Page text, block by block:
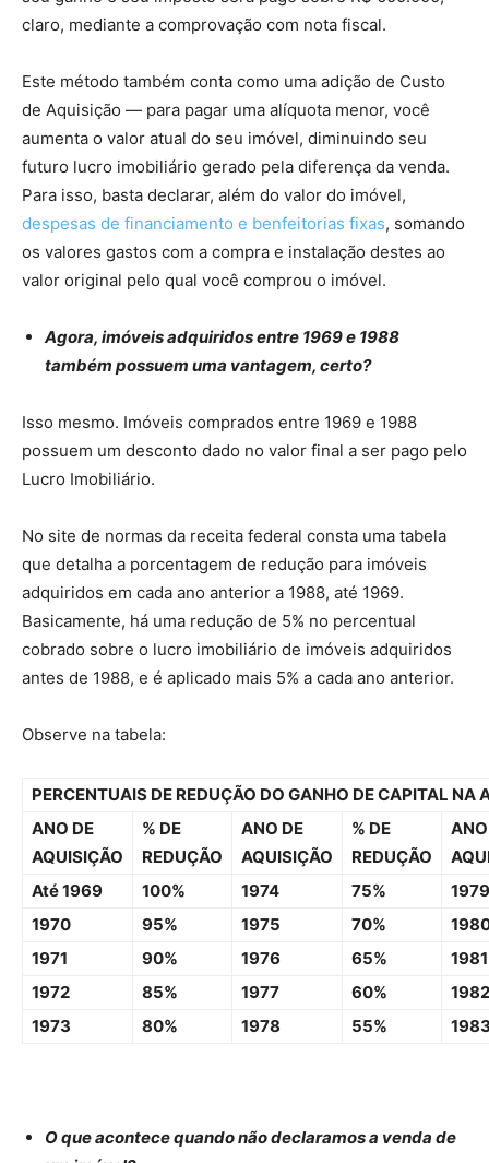
claro, mediante a comprovação com nota fiscal.
Este método também conta como uma adição de Custo
de Aquisição — para pagar uma alíquota menor, você
aumenta o valor atual do seu imóvel, diminuindo seu
futuro lucro imobiliário gerado pela diferença da venda.
Para isso, basta declarar, além do valor do imóvel,
despesas de financiamento e benfeitorias fixas, somando
os valores gastos com a compra e instalação destes ao
valor original pelo qual você comprou o imóvel.
Agora, imóveis adquiridos entre 1969 e 1988
também possuem uma vantagem, certo?
Isso mesmo. Imóveis comprados entre 1969 e 1988
possuem um desconto dado no valor final a ser pago pelo
Lucro Imobiliário.
No site de normas da receita federal consta uma tabela
que detalha a porcentagem de redução para imóveis
adquiridos em cada ano anterior a 1988, até 1969.
Basicamente, há uma redução de 5% no percentual
cobrado sobre o lucro imobiliário de imóveis adquiridos
antes de 1988, e é aplicado mais 5% a cada ano anterior.
Observe na tabela:
PERCENTUAIS DE REDUÇÃO DO GANHO DE CAPITAL NA
ANO DE
AQUISIÇÃO
% DE
REDUÇÃO
ANO DE
AQUISIÇÃO
% DE
REDUÇÃO
Até 1969
100% 1974 75%
1979
1970
95% 1975 70%
1971
90% 1976 65%
1981
1972
85% 1977 60%
1982
1973
80% 1978 55%
O que acontece quando não declaramos a venda de